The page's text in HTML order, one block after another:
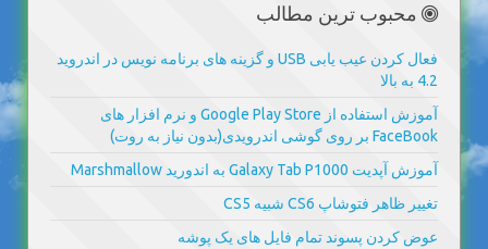
محبوب ترین مطالب
فعال کردن عیب یابی USB و گزینه های برنامه نویس در اندروید
4.2 به بالا
آموزش استفاده از Google Play Store و نرم افزار های
FaceBook بر روی گوشی اندرویدی(بدون نیاز به روت)
آموزش آپدیت Galaxy Tab P1000 به اندورید Marshmallow
تغییر ظاهر فتوشاپ CS6 شبیه CS5
عوض کردن پسوند تمام فایل های یک پوشه